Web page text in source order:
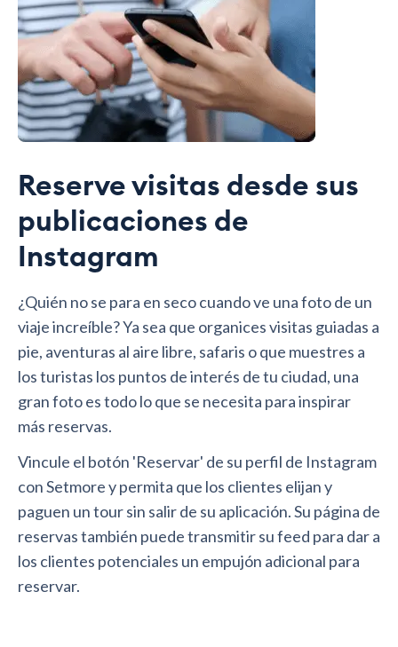
Reserve visitas desde sus
publicaciones de
Instagram
¿Quién no se para en seco cuando ve una foto de un
viaje increíble? Ya sea que organices visitas guiadas a
pie, aventuras al aire libre, safaris o que muestres a
los turistas los puntos de interés de tu ciudad, una
gran foto es todo lo que se necesita para inspirar
más reservas.
Vincule el botón 'Reservar' de su perfil de Instagram
con Setmore y permita que los clientes elijan y
paguen un tour sin salir de su aplicación. Su página de
reservas también puede transmitir su feed para dar a
los clientes potenciales un empujón adicional para
reservar.